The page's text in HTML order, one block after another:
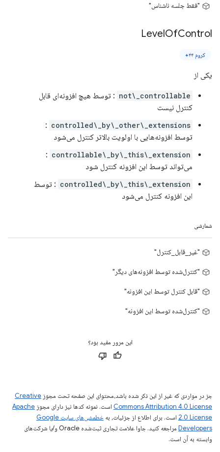
"فقط جلسه ناشناس"
LevelOfControl
کروم ۴۴+
یکی از
not\_controllable : توسط هیچ افزونه‌ای قابل
کنترل نیست
controlled\_by\_other\_extensions
:
توسط افزونه‌هایی با اولویت بالاتر کنترل می‌شود
controllable\_by\_this\_extension
:
می‌تواند توسط این افزونه کنترل شود
controlled\_by\_this\_extension : توسط
این افزونه کنترل می‌شود
شمارشی
"غیر_قابل_کنترل"
"کنترل‌شده توسط افزونه‌های دیگر"
"قابل کنترل توسط این افزونه"
"کنترل‌شده توسط این افزونه"
این مرور مفید بود؟
جز در مواردی که غیر از این ذکر شده باشد،‌محتوای این صفحه تحت مجوز Creative
Commons Attribution 4.0 License است. نمونه کدها نیز دارای مجوز Apache
2.0 License است. برای اطلاع از جزئیات، به
خطمشی‌های سایت Google
Developers‏
مراجعه کنید. جاوا علامت تجاری ثبت‌شده Oracle و/یا شرکت‌های
وابسته به آن است.